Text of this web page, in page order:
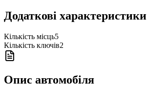
Додаткові характеристики
Кількість місць5
Кількість ключів2
Опис автомобіля